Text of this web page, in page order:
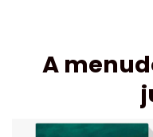
A